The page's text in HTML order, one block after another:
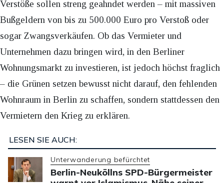
Verstöße sollen streng geahndet werden – mit massiven
Bußgeldern von bis zu 500.000 Euro pro Verstoß oder
sogar Zwangsverkäufen. Ob das Vermieter und
Unternehmen dazu bringen wird, in den Berliner
Wohnungsmarkt zu investieren, ist jedoch höchst fraglich
– die Grünen setzen bewusst nicht darauf, den fehlenden
Wohnraum in Berlin zu schaffen, sondern stattdessen den
Vermietern den Krieg zu erklären.
LESEN SIE AUCH:
Unterwanderung befürchtet
Berlin-Neuköllns SPD-Bürgermeister